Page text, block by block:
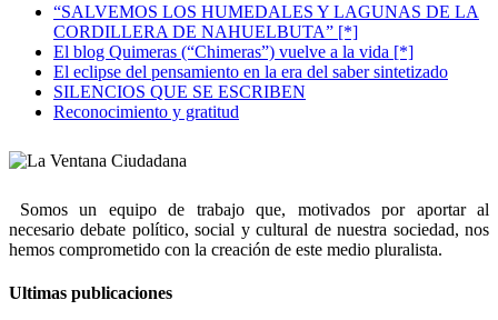
“SALVEMOS LOS HUMEDALES Y LAGUNAS DE LA
CORDILLERA DE NAHUELBUTA” [*]
El blog Quimeras (“Chimeras”) vuelve a la vida [*]
El eclipse del pensamiento en la era del saber sintetizado
SILENCIOS QUE SE ESCRIBEN
Reconocimiento y gratitud
Somos un equipo de trabajo que, motivados por aportar al
necesario debate político, social y cultural de nuestra sociedad, nos
hemos comprometido con la creación de este medio pluralista.
Ultimas publicaciones